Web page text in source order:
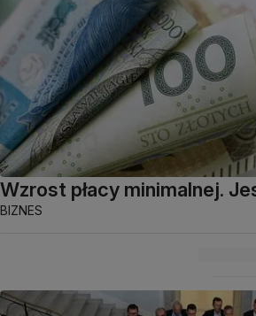
Wzrost płacy minimalnej.
BIZNES